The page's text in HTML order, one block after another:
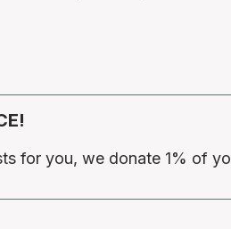
for you, we donate 1% of